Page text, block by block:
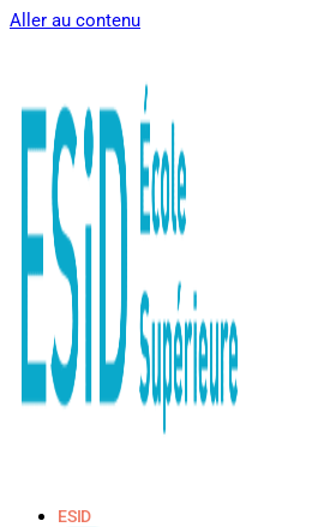
Aller au contenu
ESID